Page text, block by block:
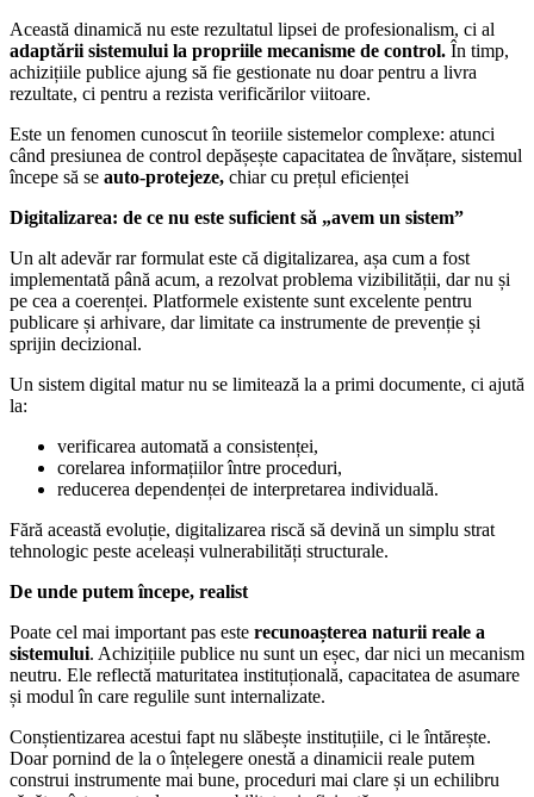
Această dinamică nu este rezultatul lipsei de profesionalism, ci al
adaptării sistemului la propriile mecanisme de control. În timp,
achizițiile publice ajung să fie gestionate nu doar pentru a livra
rezultate, ci pentru a rezista verificărilor viitoare.
Este un fenomen cunoscut în teoriile sistemelor complexe: atunci
când presiunea de control depășește capacitatea de învățare, sistemul
începe să se auto-protejeze, chiar cu prețul eficienței
Digitalizarea: de ce nu este suficient să „avem un sistem”
Un alt adevăr rar formulat este că digitalizarea, așa cum a fost
implementată până acum, a rezolvat problema vizibilității, dar nu și
pe cea a coerenței. Platformele existente sunt excelente pentru
publicare și arhivare, dar limitate ca instrumente de prevenție și
sprijin decizional.
Un sistem digital matur nu se limitează la a primi documente, ci ajută
la:
verificarea automată a consistenței,
corelarea informațiilor între proceduri,
reducerea dependenței de interpretarea individuală.
Fără această evoluție, digitalizarea riscă să devină un simplu strat
tehnologic peste aceleași vulnerabilități structurale.
De unde putem începe, realist
Poate cel mai important pas este recunoașterea naturii reale a
sistemului. Achizițiile publice nu sunt un eșec, dar nici un mecanism
neutru. Ele reflectă maturitatea instituțională, capacitatea de asumare
și modul în care regulile sunt internalizate.
Conștientizarea acestui fapt nu slăbește instituțiile, ci le întărește.
Doar pornind de la o înțelegere onestă a dinamicii reale putem
construi instrumente mai bune, proceduri mai clare și un echilibru